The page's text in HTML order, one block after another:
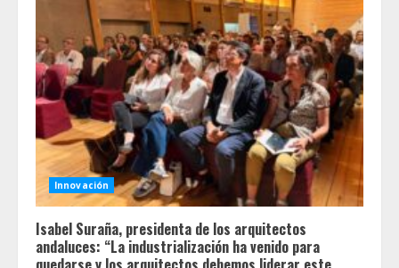
Innovación
Isabel Suraña, presidenta de los arquitectos
andaluces: “La industrialización ha venido para